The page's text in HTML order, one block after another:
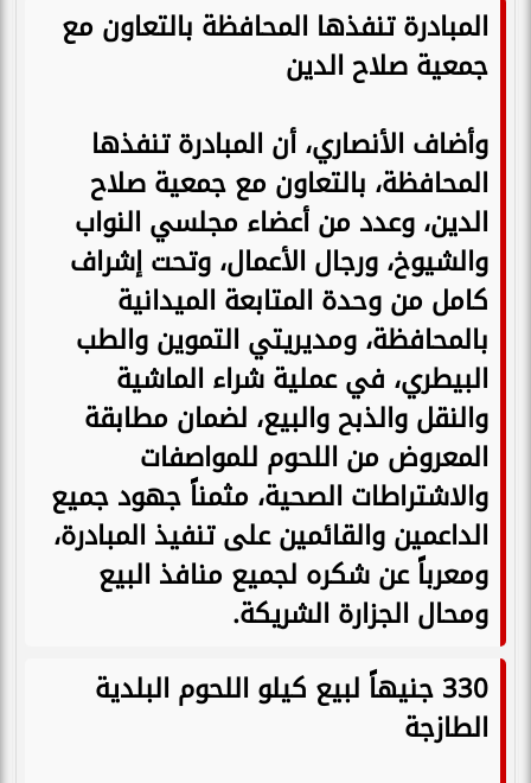
المبادرة تنفذها المحافظة بالتعاون مع
جمعية صلاح الدين
وأضاف الأنصاري، أن المبادرة تنفذها
المحافظة، بالتعاون مع جمعية صلاح
الدين، وعدد من أعضاء مجلسي النواب
والشيوخ، ورجال الأعمال، وتحت إشراف
كامل من وحدة المتابعة الميدانية
بالمحافظة، ومديريتي التموين والطب
البيطري، في عملية شراء الماشية
والنقل والذبح والبيع، لضمان مطابقة
المعروض من اللحوم للمواصفات
والاشتراطات الصحية، مثمناً جهود جميع
الداعمين والقائمين على تنفيذ المبادرة،
ومعرباً عن شكره لجميع منافذ البيع
ومحال الجزارة الشريكة.
330 جنيهاً لبيع كيلو اللحوم البلدية
الطازجة